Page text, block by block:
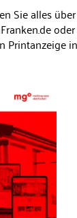
Sie alles